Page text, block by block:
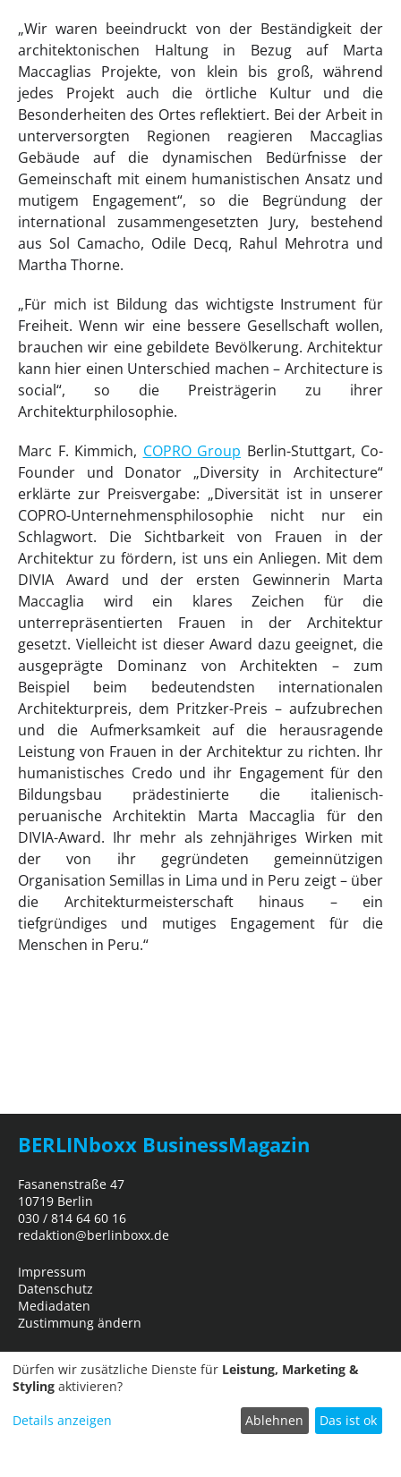
„Wir waren beeindruckt von der Beständigkeit der
architektonischen Haltung in Bezug auf Marta
Maccaglias Projekte, von klein bis groß, während
jedes Projekt auch die örtliche Kultur und die
Besonderheiten des Ortes reflektiert. Bei der Arbeit in
unterversorgten Regionen reagieren Maccaglias
Gebäude auf die dynamischen Bedürfnisse der
Gemeinschaft mit einem humanistischen Ansatz und
mutigem Engagement“, so die Begründung der
international zusammengesetzten Jury, bestehend
aus Sol Camacho, Odile Decq, Rahul Mehrotra und
Martha Thorne.
„Für mich ist Bildung das wichtigste Instrument für
Freiheit. Wenn wir eine bessere Gesellschaft wollen,
brauchen wir eine gebildete Bevölkerung. Architektur
kann hier einen Unterschied machen – Architecture is
social“, so die Preisträgerin zu ihrer
Architekturphilosophie.
Marc F. Kimmich, COPRO Group Berlin-Stuttgart, Co-
Founder und Donator „Diversity in Architecture“
erklärte zur Preisvergabe: „Diversität ist in unserer
COPRO-Unternehmensphilosophie nicht nur ein
Schlagwort. Die Sichtbarkeit von Frauen in der
Architektur zu fördern, ist uns ein Anliegen. Mit dem
DIVIA Award und der ersten Gewinnerin Marta
Maccaglia wird ein klares Zeichen für die
unterrepräsentierten Frauen in der Architektur
gesetzt. Vielleicht ist dieser Award dazu geeignet, die
ausgeprägte Dominanz von Architekten – zum
Beispiel beim bedeutendsten internationalen
Architekturpreis, dem Pritzker-Preis – aufzubrechen
und die Aufmerksamkeit auf die herausragende
Leistung von Frauen in der Architektur zu richten. Ihr
humanistisches Credo und ihr Engagement für den
Bildungsbau prädestinierte die italienisch-
peruanische Architektin Marta Maccaglia für den
DIVIA-Award. Ihr mehr als zehnjähriges Wirken mit
der von ihr gegründeten gemeinnützigen
Organisation Semillas in Lima und in Peru zeigt – über
die Architekturmeisterschaft hinaus – ein
tiefgründiges und mutiges Engagement für die
Menschen in Peru.“
BERLINboxx BusinessMagazin
Fasanenstraße 47
10719 Berlin
030 / 814 64 60 16
redaktion@berlinboxx.de
Impressum
Datenschutz
Mediadaten
Zustimmung ändern
Dürfen wir zusätzliche Dienste für Leistung, Marketing &
Styling aktivieren?
Details anzeigen Ablehnen Das ist ok